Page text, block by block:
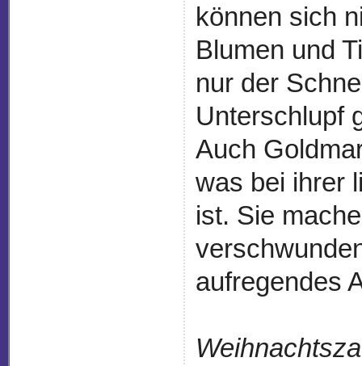
können sich
Blumen und
nur der
Unterschlupf
Auch
was bei ihrer
ist. Sie
aufregendes